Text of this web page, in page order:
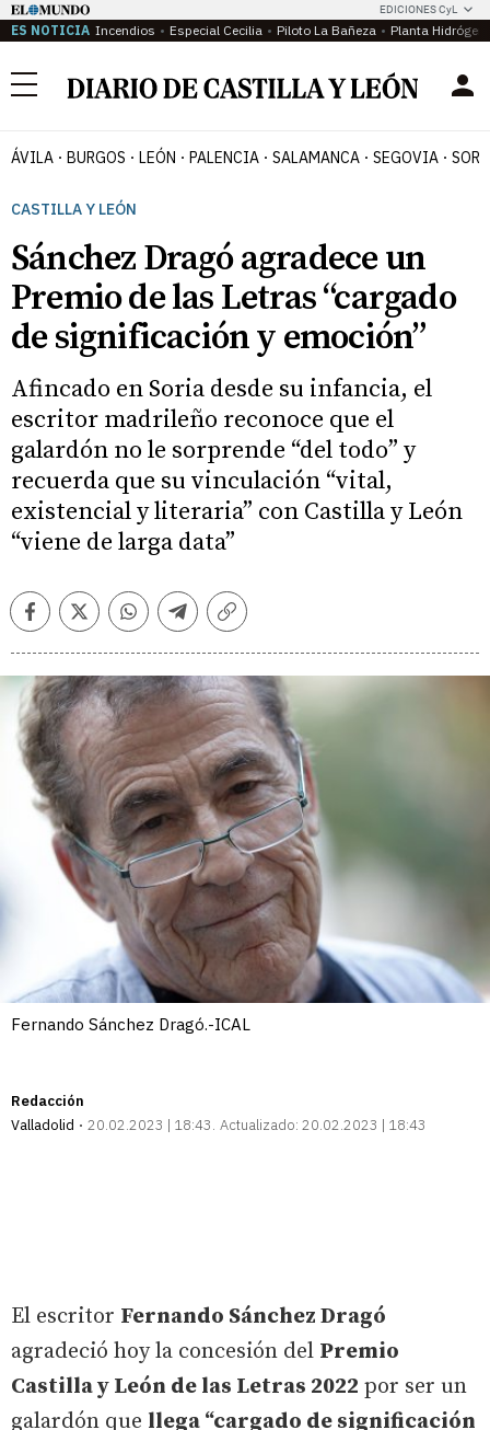
EDICIONES CyL
ES NOTICIA Incendios Especial Cecilia Piloto La Bañeza Planta
Menú
ÁVILA BURGOS LEÓN PALENCIA SALAMANCA SEGOVIA
CASTILLA Y LEÓN
Sánchez Dragó agradece un
Premio de las Letras “cargado
de significación y emoción”
Afincado en Soria desde su infancia, el
escritor madrileño reconoce que el
galardón no le sorprende “del todo” y
recuerda que su vinculación “vital,
existencial y literaria” con Castilla y León
“viene de larga data”
FacebookTwitterWhatsappTelegramCopiar
Fernando Sánchez Dragó.-ICAL
Redacción
Valladolid
20.02.2023 | 18:43 Actualizado: 20.02.2023 | 18:43
El escritor Fernando Sánchez Dragó
agradeció hoy la concesión del Premio
Castilla y León de las Letras 2022 por ser un
galardón que llega “cargado de significación